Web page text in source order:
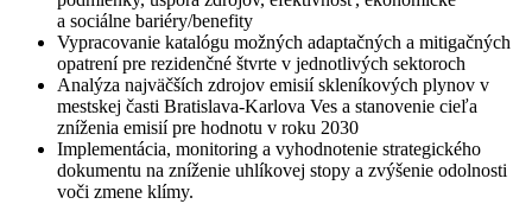
a sociálne bariéry/benefity
Vypracovanie katalógu možných adaptačných a mitigačných
opatrení pre rezidenčné štvrte v jednotlivých sektoroch
Analýza najväčších zdrojov emisií skleníkových plynov v
mestskej časti Bratislava-Karlova Ves a stanovenie cieľa
zníženia emisií pre hodnotu v roku 2030
Implementácia, monitoring a vyhodnotenie strategického
dokumentu na zníženie uhlíkovej stopy a zvýšenie odolnosti
voči zmene klímy.